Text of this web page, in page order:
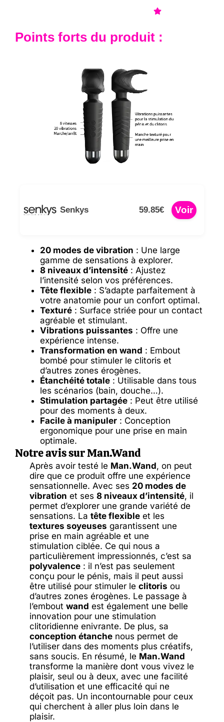
Points forts du produit :
20 modes de vibration : Une large
gamme de sensations à explorer.
8 niveaux d’intensité : Ajustez
l’intensité selon vos préférences.
Tête flexible : S’adapte parfaitement à
votre anatomie pour un confort optimal.
Texturé : Surface striée pour un contact
agréable et stimulant.
Vibrations puissantes : Offre une
expérience intense.
Transformation en wand : Embout
bombé pour stimuler le clitoris et
d’autres zones érogènes.
Étanchéité totale : Utilisable dans tous
les scénarios (bain, douche…).
Stimulation partagée : Peut être utilisé
pour des moments à deux.
Facile à manipuler : Conception
ergonomique pour une prise en main
optimale.
Senkys 59.85€ Voir
Notre avis sur Man.Wand
Après avoir testé le Man.Wand, on peut
dire que ce produit offre une expérience
sensationnelle. Avec ses 20 modes de
vibration et ses 8 niveaux d’intensité, il
permet d’explorer une grande variété de
sensations. La tête flexible et les
textures soyeuses garantissent une
prise en main agréable et une
stimulation ciblée. Ce qui nous a
particulièrement impressionnés, c’est sa
polyvalence : il n’est pas seulement
conçu pour le pénis, mais il peut aussi
être utilisé pour stimuler le clitoris ou
d’autres zones érogènes. Le passage à
l’embout wand est également une belle
innovation pour une stimulation
clitoridienne enivrante. De plus, sa
conception étanche nous permet de
l’utiliser dans des moments plus créatifs,
sans soucis. En résumé, le Man.Wand
transforme la manière dont vous vivez le
plaisir, seul ou à deux, avec une facilité
d’utilisation et une efficacité qui ne
déçoit pas. Un incontournable pour ceux
qui cherchent à aller plus loin dans le
plaisir.